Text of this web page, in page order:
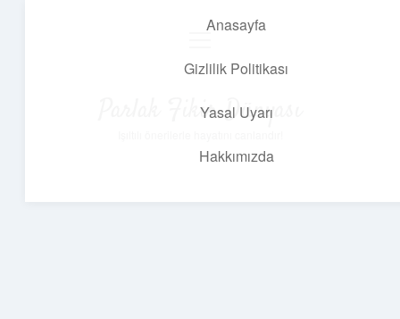
Anasayfa
Gizlilik Politikası
Yasal Uyarı
Hakkımızda
Parlak Fikir Dünyası